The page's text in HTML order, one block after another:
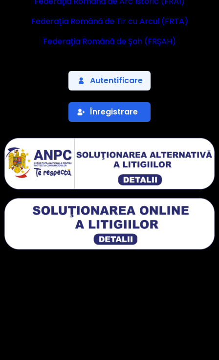
Federația Română de Tir cu Arcul (FRTA)
Federația Română de Șah (FRȘAH)
Autentificare
Înregistrare